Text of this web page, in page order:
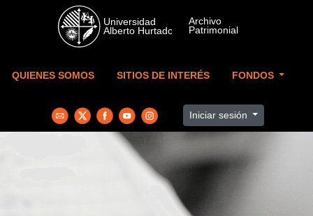
Skip to main content
QUIENES SOMOS SITIOS DE INTERÉS FONDOS
Iniciar sesión